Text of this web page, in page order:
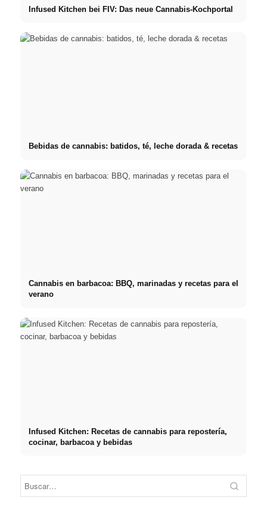
Infused Kitchen bei FIV: Das neue Cannabis-Kochportal
Bebidas de cannabis: batidos, té, leche dorada & recetas
Cannabis en barbacoa: BBQ, marinadas y recetas para el
verano
Infused Kitchen: Recetas de cannabis para repostería,
cocinar, barbacoa y bebidas